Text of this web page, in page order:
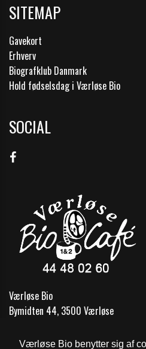
Værløse Bio benytter sig af
SITEMAP
Gavekort
Erhverv
Biografklub Danmark
Hold fødselsdag i Værløse Bio
SOCIAL
Værløse Bio
Bymidten 44, 3500 Værløse
Telefon: 44 48 02 60